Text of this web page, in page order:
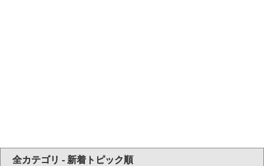
全カテゴリ - 新着トピック順